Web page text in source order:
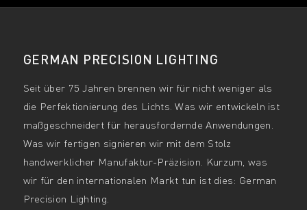
GERMAN PRECISION LIGHTING
Seit über 75 Jahren brennen wir für nicht weniger als
die Perfektionierung des Lichts. Was wir entwickeln ist
maßgeschneidert für herausfordernde Anwendungen.
Was wir fertigen signieren wir mit dem Stolz
handwerklicher Manufaktur-Präzision. Kurzum, was
wir für den internationalen Markt tun ist dies: German
Precision Lighting.